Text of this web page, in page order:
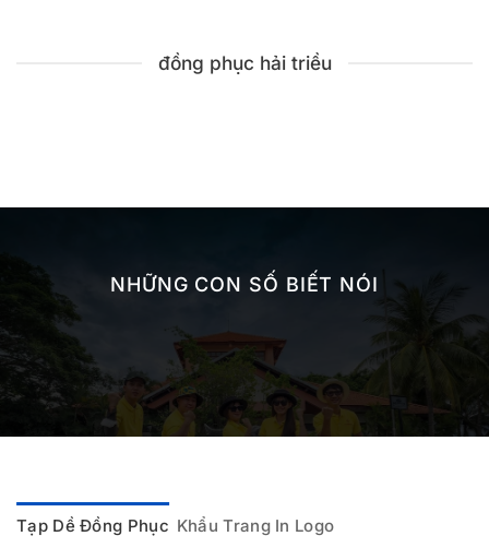
đồng phục hải triều
NHỮNG CON SỐ BIẾT NÓI
Tạp Dề Đồng Phục Khẩu Trang In Logo